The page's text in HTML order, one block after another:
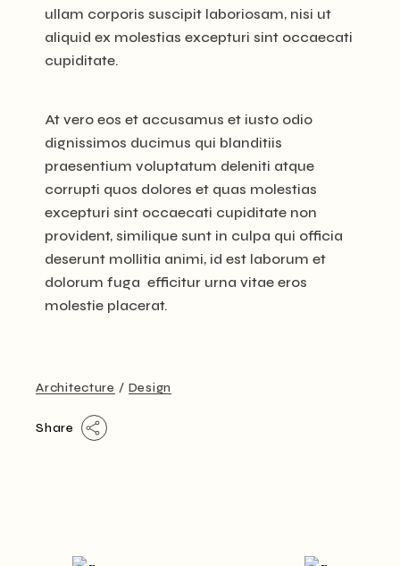
ullam corporis suscipit laboriosam, nisi ut
aliquid ex molestias excepturi sint occaecati
cupiditate.
At vero eos et accusamus et iusto odio
dignissimos ducimus qui blanditiis
praesentium voluptatum deleniti atque
corrupti quos dolores et quas molestias
excepturi sint occaecati cupiditate non
provident, similique sunt in culpa qui officia
deserunt mollitia animi, id est laborum et
dolorum fuga efficitur urna vitae eros
molestie placerat.
Architecture Design
Share